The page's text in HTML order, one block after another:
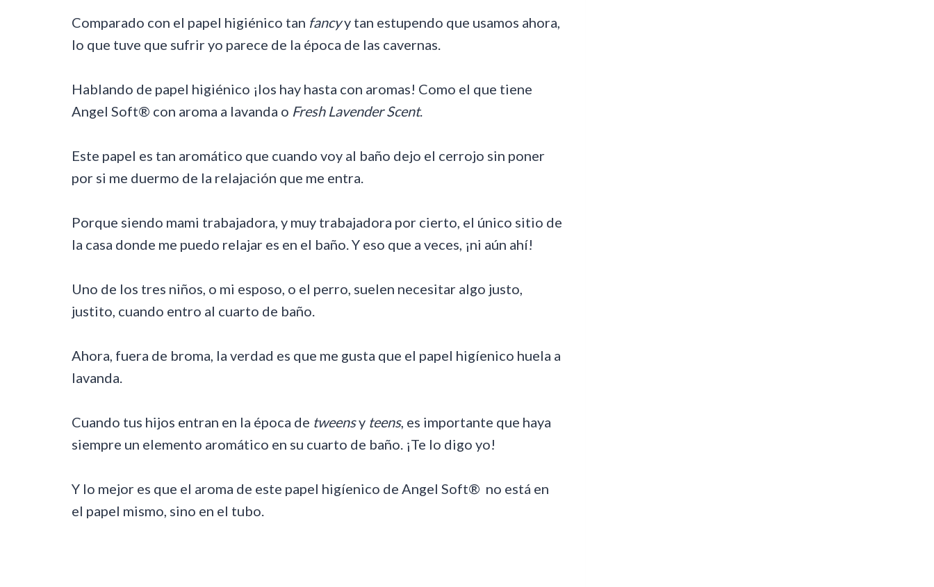
Comparado con el papel higiénico tan fancyy tan estupendo que usamos ahora,
lo que tuve que sufrir yo parece de la época de las cavernas.
Hablando de papel higiénico ¡los hay hasta con aromas! Como el que tiene
Angel Soft® con aroma a lavanda o Fresh Lavender Scent.
Este papel es tan aromático que cuando voy al baño dejo el cerrojo sin poner
por si me duermo de la relajación que me entra.
Porque siendo mami trabajadora, y muy trabajadora por cierto, el único sitio de
la casa donde me puedo relajar es en el baño. Y eso que a veces, ¡ni aún ahí!
Uno de los tres niños, o mi esposo, o el perro, suelen necesitar algo justo,
justito, cuando entro al cuarto de baño.
Ahora, fuera de broma, la verdad es que me gusta que el papel higíenico huela a
lavanda.
Cuando tus hijos entran en la época de tweensy teens, es importante que haya
siempre un elemento aromático en su cuarto de baño. ¡Te lo digo yo!
Y lo mejor es que el aroma de este papel higíenico de Angel Soft® no está en
el papel mismo, sino en el tubo.